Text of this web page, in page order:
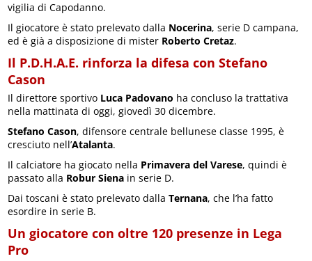
vigilia di Capodanno.
Il giocatore è stato prelevato dalla Nocerina, serie D campana,
ed è già a disposizione di mister Roberto Cretaz.
Il P.D.H.A.E. rinforza la difesa con Stefano
Cason
Il direttore sportivo Luca Padovano ha concluso la trattativa
nella mattinata di oggi, giovedì 30 dicembre.
Stefano Cason, difensore centrale bellunese classe 1995, è
cresciuto nell’Atalanta.
Il calciatore ha giocato nella Primavera del Varese, quindi è
passato alla Robur Siena in serie D.
Dai toscani è stato prelevato dallaTernana, che l’ha fatto
esordire in serie B.
Un giocatore con oltre 120 presenze in Lega
Pro